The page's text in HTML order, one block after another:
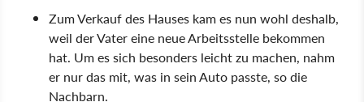
Zum Verkauf des Hauses kam es nun wohl deshalb,
weil der Vater eine neue Arbeitsstelle bekommen
hat. Um es sich besonders leicht zu machen, nahm
er nur das mit, was in sein Auto passte, so die
Nachbarn.